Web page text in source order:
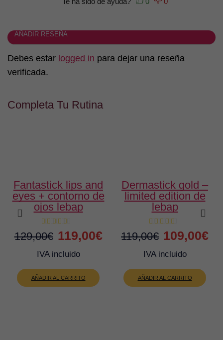
AÑADIR RESEÑA
Debes estar logged in para dejar una reseña
verificada.
Completa Tu Rutina
fantastick lips and
eyes + contorno de
ojos lebap
129,00€ El
precio
original
era:
119,00€El
actual
IVA incluido
AÑADIR AL CARRITO
dermastick gold –
limited edition de
lebap
119,00€ El
precio
original
era:
109,00€
IVA incluido
AÑADIR AL CARRITO